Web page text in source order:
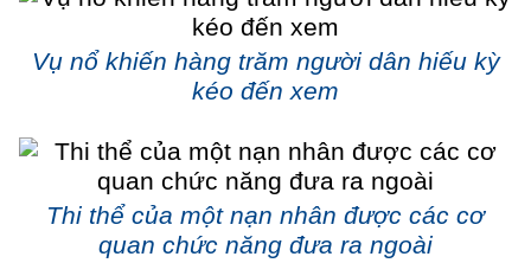
Vụ nổ khiến hàng trăm người dân hiếu kỳ
kéo đến xem
Thi thể của một nạn nhân được các cơ
quan chức năng đưa ra ngoài